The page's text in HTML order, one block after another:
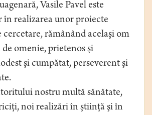
Vasile Pavel este
în realizarea unor proiecte
rămânând acelaşi om
omenie, prietenos şi
şi cumpătat, perseverent şi
nostru multă sănătate,
noi realizări în ştiinţă şi în